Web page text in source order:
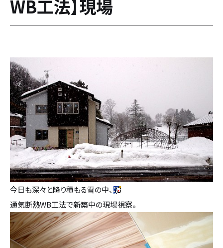
バンホームの家づくり
設計・デザイン
耐震・断熱
保証・アフターメンテナンス
家づくりの流れ
セミオーダー住宅
会社概要
スタッフ紹介
お客様の声
お知らせ
ブログ
WB工法】現場
今日も深々と降り積もる雪の中、
通気断熱WB工法で新築中の現場視察。